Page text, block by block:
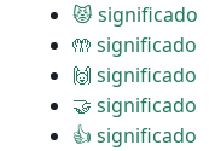
😾 significado
🤲 significado
🙌 significado
🤝 significado
👍 significado